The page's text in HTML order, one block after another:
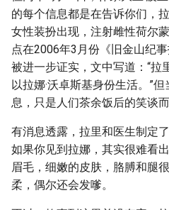
的每个信息都是在告诉你们，
女性装扮出现，注射雌性荷尔
点在2006年3月份《旧金山纪
被进一步证实，文中写道：“拉
以拉娜·沃卓斯基身份生活。”
息，只是人们茶余饭后的笑谈而
有消息透露，拉里和医生制定
如果你见到拉娜，其实很难看
眉毛，细嫩的皮肤，胳膊和腿
柔，偶尔还会发嗲。